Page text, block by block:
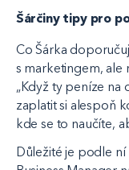
Šárčiny tipy pro
Co Šárka
s marketingem, ale
„Když ty peníze na
zaplatit si alespoň
kde se to naučíte,
Důležité je podle ní